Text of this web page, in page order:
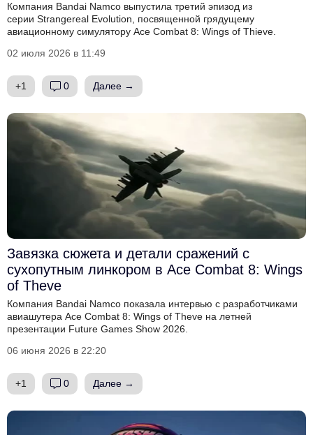
Компания Bandai Namco выпустила третий эпизод из
серии Strangereal Evolution, посвященной грядущему
авиационному симулятору Ace Combat 8: Wings of Thieve.
02 июля 2026 в 11:49
+1 0 Далее →
Завязка сюжета и детали сражений с
сухопутным линкором в Ace Combat 8: Wings
of Theve
Компания Bandai Namco показала интервью с разработчиками
авиашутера Ace Combat 8: Wings of Theve на летней
презентации Future Games Show 2026.
06 июня 2026 в 22:20
+1 0 Далее →